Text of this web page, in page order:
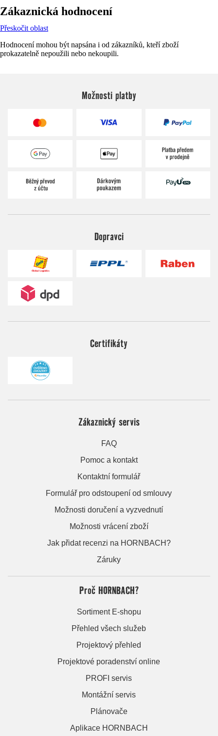
Zákaznická hodnocení
Přeskočit oblast
Hodnocení mohou být napsána i od zákazníků, kteří zboží
prokazatelně nepoužili nebo nekoupili.
Možnosti platby
Dopravci
Certifikáty
Zákaznický servis
FAQ
Pomoc a kontakt
Kontaktní formulář
Formulář pro odstoupení od smlouvy
Možnosti doručení a vyzvednutí
Možnosti vrácení zboží
Jak přidat recenzi na HORNBACH?
Záruky
Proč HORNBACH?
Sortiment E-shopu
Přehled všech služeb
Projektový přehled
Projektové poradenství online
PROFI servis
Montážní servis
Plánovače
Aplikace HORNBACH